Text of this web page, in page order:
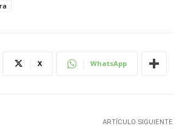
X WhatsApp
ARTÍCULO SIGUIENTE